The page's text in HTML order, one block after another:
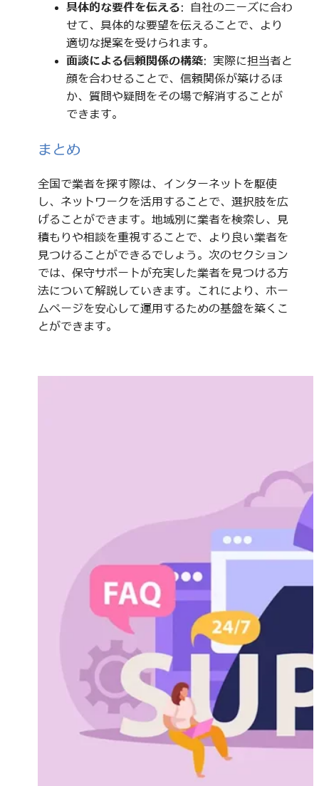
具体的な要件を伝える: 自社のニーズに合わ
せて、具体的な要望を伝えることで、より
適切な提案を受けられます。
面談による信頼関係の構築: 実際に担当者と
顔を合わせることで、信頼関係が築けるほ
か、質問や疑問をその場で解消することが
できます。
まとめ
全国で業者を探す際は、インターネットを駆使
し、ネットワークを活用することで、選択肢を広
げることができます。地域別に業者を検索し、見
積もりや相談を重視することで、より良い業者を
見つけることができるでしょう。次のセクション
では、保守サポートが充実した業者を見つける方
法について解説していきます。これにより、ホー
ムページを安心して運用するための基盤を築くこ
とができます。